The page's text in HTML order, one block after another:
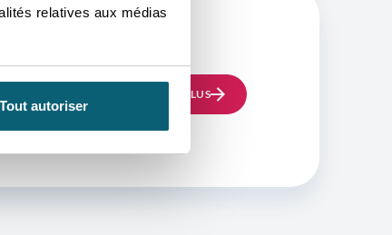
relatives aux médias
Tout autoriser
EN SAVOIR PLUS